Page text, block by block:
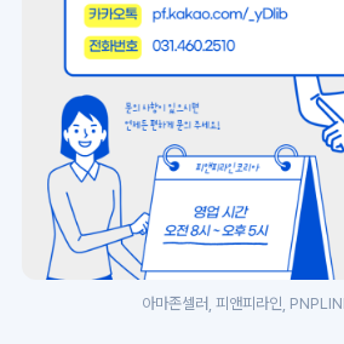
아마존셀러, 피앤피라인,